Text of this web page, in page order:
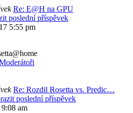
Re: E@H na GPU
poslední příspěvek
5:55 pm
Re: Rozdil Rosetta vs. Predic…
poslední příspěvek
am